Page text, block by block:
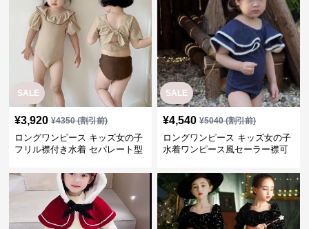
SALE
¥3,920 ¥4350(割引前)
ロングワンピース キッズ女の子
フリル襟付き水着 セパレート型
SALE
¥4,540 ¥5040(割引前)
ロングワンピース キッズ女の子
水着ワンピース風セーラー襟可